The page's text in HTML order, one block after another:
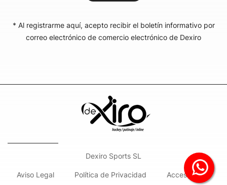
* Al registrarme aquí, acepto recibir el boletín informativo por
correo electrónico de comercio electrónico de Dexiro
​Dexiro Sports SL
Aviso Legal Política de Privacidad Accesibilidad